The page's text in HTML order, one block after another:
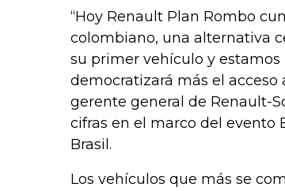
“Hoy Renault Plan Rombo
colombiano, una alternativa
su primer vehículo y
democratizará más el
gerente general de Renault-
cifras en el marco del evento
Brasil.
Los vehículos que más se